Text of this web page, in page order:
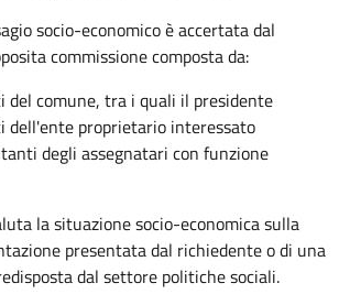
socio-economico è accertata dal
commissione composta da:
del comune, tra i quali il presidente
dell'ente proprietario interessato
degli assegnatari con funzione
la situazione socio-economica sulla
presentata dal richiedente o di una
dal settore politiche sociali.